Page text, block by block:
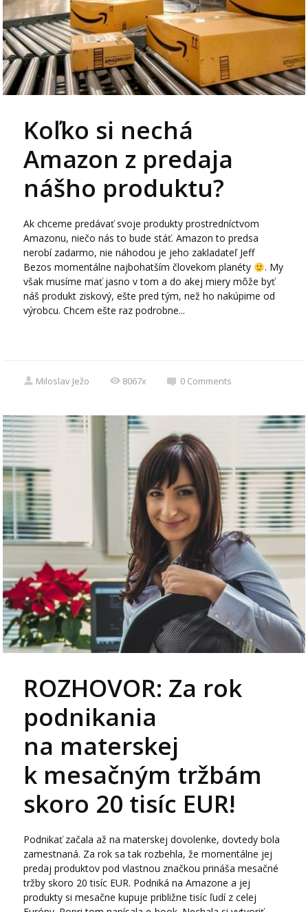
Koľko si nechá
Amazon z predaja
nášho produktu?
Ak chceme predávať svoje produkty prostredníctvom
Amazonu, niečo nás to bude stáť. Amazon to predsa
nerobí zadarmo, nie náhodou je jeho zakladateľ Jeff
Bezos momentálne najbohatším človekom planéty
. My
však musíme mať jasno v tom a do akej miery môže byť
náš produkt ziskový, ešte pred tým, než ho nakúpime od
výrobcu. Chcem ešte raz podrobne...
Miloslav Ježo 8067x 0 Comments
ROZHOVOR: Za rok
podnikania
na materskej
k mesačným tržbám
skoro 20 tisíc EUR!
Podnikať začala až na materskej dovolenke, dovtedy bola
zamestnaná. Za rok sa tak rozbehla, že momentálne jej
predaj produktov pod vlastnou značkou prináša mesačné
tržby skoro 20 tisíc EUR. Podniká na Amazone a jej
produkty si mesačne kupuje približne tisíc ľudí z celej